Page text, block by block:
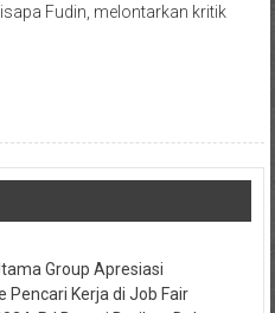
Fudin, melontarkan kritik
Group Apresiasi
Pencari Kerja di Job Fair